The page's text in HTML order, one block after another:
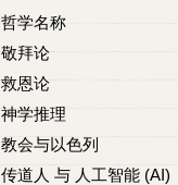
哲学名称
敬拜论
救恩论
神学推理
教会与以色列
传道人 与 人工智能 (AI)